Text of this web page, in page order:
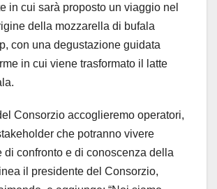
in cui sarà proposto un viaggio nel
della mozzarella di bufala
con una degustazione guidata
in cui viene trasformato il latte
Consorzio accoglieremo operatori,
che potranno vivere
di confronto e di conoscenza della
il presidente del Consorzio,